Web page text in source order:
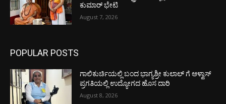
ಕುಮಾರ್ ಭೇಟಿ
August 7, 2026
POPULAR POSTS
ಗಾಲಿಕುರ್ಚಿಯಲ್ಲಿ ಬಂದ ಭಾಗ್ಯಶ್ರೀ ಕುಲಾಲ್ ಗೆ ಆಳ್ವಾಸ್
ಪ್ರಗತಿಯಲ್ಲಿ ಉದ್ಯೋಗದ ಹೊಸ ದಾರಿ
August 8, 2026